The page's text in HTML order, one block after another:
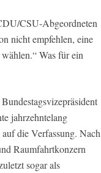
CSU-Abgeordneten
nicht empfehlen, eine
Was für ein
jahrzehntelang
die Verfassung. Nach
Raumfahrtkonzern
sogar als